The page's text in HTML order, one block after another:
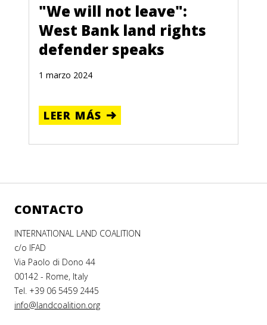
"We will not leave":
West Bank land rights
defender speaks
1 marzo 2024
LEER MÁS
CONTACTO
INTERNATIONAL LAND COALITION
c/o IFAD
Via Paolo di Dono 44
00142 - Rome, Italy
Tel. +39 06 5459 2445
info@landcoalition.org